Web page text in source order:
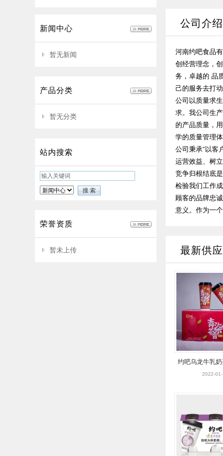
新闻中心
暂无新闻
产品分类
暂无分类
站内搜索
荣誉资质
暂未上传
公司介绍
河南约吧食品
创经营理念，
务，卓越的 品
己的服务去打动
公司以质量求
求。我公司生
的产品质量，
学的质量管理
公司秉承“以客
运营效益、树
竞争归根结底
检验我们工作
顾客的品牌忠
意义。作为一
最新供应
约吧乌龙牛乳
杯
2022-01-